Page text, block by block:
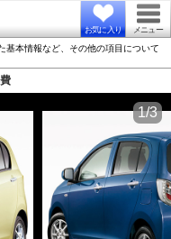
お気に入り メニュー
基本情報など、その他の項目について
1/3